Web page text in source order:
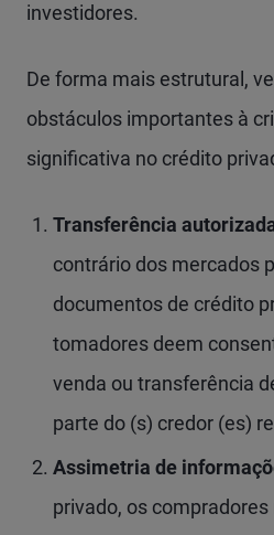
investidores.
De forma mais estrutural,
obstáculos importantes à
significativa no crédito
Transferência
contrário dos mercados
documentos de crédito
tomadores deem
venda ou transferência
parte do (s) credor (es)
Assimetria de
privado, os